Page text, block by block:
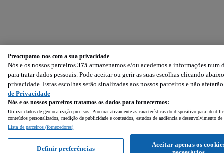
Preocupamo-nos com a sua privacidade
Nós e os nossos parceiros 375 armazenamos e/ou acedemos a informações
para tratar dados pessoais. Pode aceitar ou gerir as suas escolhas clicando
privacidade. Estas escolhas serão sinalizadas aos nossos parceiros e não
de Privacidade
Nós e os nossos parceiros tratamos os dados para fornecermos:
Utilizar dados de geolocalização precisos. Procurar ativamente as características do dispositivo para
conteúdos personalizados, medição de publicidade e conteúdos, estudos de audiência e desenvolvimento de
Lista de parceiros (fornecedores)
Aceitar apenas os
Definir preferências